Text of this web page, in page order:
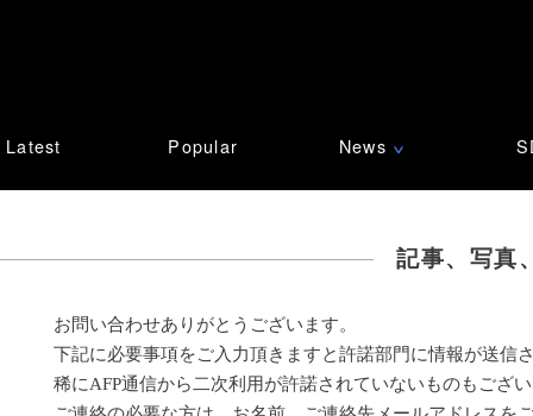
Latest Popular News ∨
記事、写真
お問い合わせありがとうございます。
下記に必要事項をご入力頂きますと許諾部門に情報が送信
稀にAFP通信から二次利用が許諾されていないものもござ